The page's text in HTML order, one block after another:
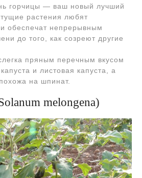
горчицы — ваш новый лучший
растения любят
обеспечат непрерывным
до того, как созреют другие
пряным перечным вкусом
и листовая капуста, а
на шпинат.
melongena)